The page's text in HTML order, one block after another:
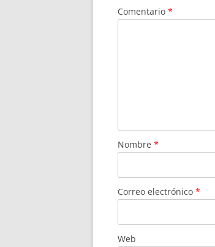
Comentario *
Nombre *
Correo electrónico *
Web